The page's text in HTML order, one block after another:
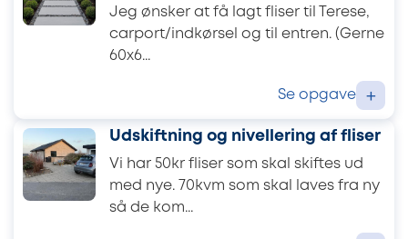
Jeg ønsker at få lagt fliser til Terese,
carport/indkørsel og til entren. (Gerne
60x6...
Se opgave +
Udskiftning og nivellering af fliser
Vi har 50kr fliser som skal skiftes ud
med nye. 70kvm som skal laves fra ny
så de kom...